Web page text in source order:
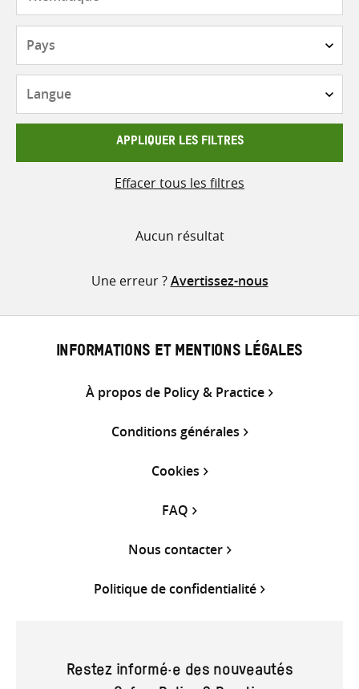
APPLIQUER LES FILTRES
Effacer tous les filtres
Aucun résultat
Une erreur ?Avertissez-nous
INFORMATIONS ET MENTIONS LÉGALES
À propos de Policy & Practice
Conditions générales
Cookies
FAQ
Nous contacter
Politique de confidentialité
Restez informé·e des nouveautés